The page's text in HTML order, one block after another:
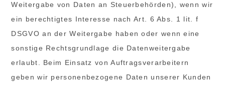
Weitergabe von Daten an Steuerbehörden), wenn wir
ein berechtigtes Interesse nach Art. 6 Abs. 1 lit. f
DSGVO an der Weitergabe haben oder wenn eine
sonstige Rechtsgrundlage die Datenweitergabe
erlaubt. Beim Einsatz von Auftragsverarbeitern
geben wir personenbezogene Daten unserer Kunden